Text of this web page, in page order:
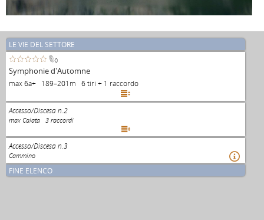
LE VIE DEL SETTORE
0
Symphonie d'Automne
max 6a+ 189–201m 6 tiri + 1 raccordo

Accesso/Discesa n.2
max Calata 3 raccordi

Accesso/Discesa n.3
Cammino 
FINE ELENCO